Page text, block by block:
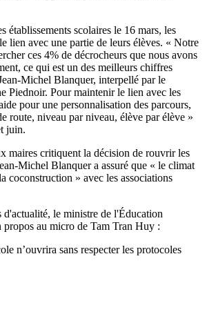
établissements scolaires le 16 mars, les
lien avec une partie de leurs élèves. « Notre
ces 4% de décrocheurs que nous avons
ce qui est un des meilleurs chiffres
Michel Blanquer, interpellé par le
Piednoir. Pour maintenir le lien avec les
pour une personnalisation des parcours,
route, niveau par niveau, élève par élève »
juin.
maires critiquent la décision de rouvrir les
Michel Blanquer a assuré que « le climat
coconstruction » avec les associations
d'actualité, le ministre de l'Éducation
propos au micro de Tam Tran Huy :
n’ouvrira sans respecter les protocoles